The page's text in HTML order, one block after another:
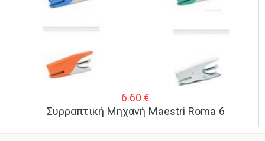
6.60 €
Συρραπτική Μηχανή Maestri Roma 6